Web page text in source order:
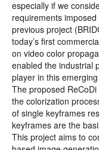
especially if we
requirements
previous project
today’s first
on video color
enabled the industrial
player in this
The proposed
the colorization
of single keyframes
keyframes are the
This project aims to